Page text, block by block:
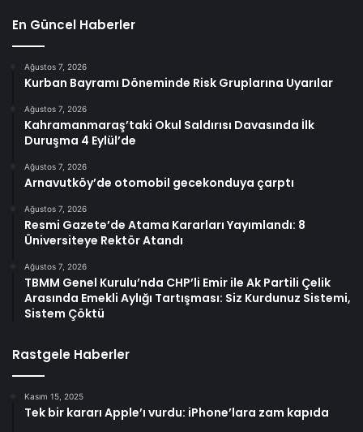
En Güncel Haberler
Ağustos 7, 2026
Kurban Bayramı Döneminde Risk Gruplarına Uyarılar
Ağustos 7, 2026
Kahramanmaraş’taki Okul Saldırısı Davasında İlk
Duruşma 4 Eylül’de
Ağustos 7, 2026
Arnavutköy’de otomobil gecekonduya çarptı
Ağustos 7, 2026
Resmi Gazete’de Atama Kararları Yayımlandı: 8
Üniversiteye Rektör Atandı
Ağustos 7, 2026
TBMM Genel Kurulu’nda CHP’li Emir ile Ak Partili Çelik
Arasında Emekli Aylığı Tartışması: Siz Kurdunuz Sistemi,
Sistem Çöktü
Rastgele Haberler
Kasım 15, 2025
Tek bir kararı Apple’ı vurdu: iPhone’lara zam kapıda